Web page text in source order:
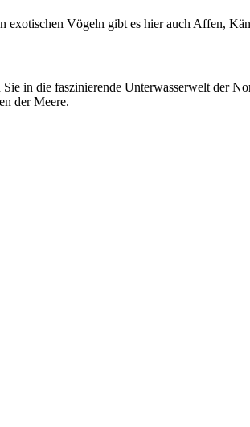
exotischen Vögeln gibt es hier auch Affen,
in die faszinierende Unterwasserwelt der
der Meere.